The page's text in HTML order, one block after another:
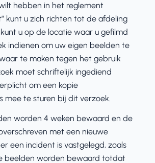
hebben in het reglement
kunt u zich richten tot de afdeling
u op de locatie waar u gefilmd
indienen om uw eigen beelden te
te maken tegen het gebruik
moet schriftelijk ingediend
om een kopie
mee te sturen bij dit verzoek.
worden 4 weken bewaard en de
met een nieuwe
een incident is vastgelegd, zoals
beelden worden bewaard totdat